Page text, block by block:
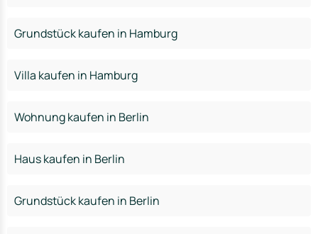
Grundstück kaufen in Hamburg
Villa kaufen in Hamburg
Wohnung kaufen in Berlin
Haus kaufen in Berlin
Grundstück kaufen in Berlin